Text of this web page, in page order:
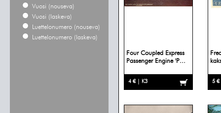
Vuosi (nouseva)
Vuosi (laskeva)
Luettelonumero (nouseva)
Luettelonumero (laskeva)
Four Coupled Express
Passenger Engine 'P...
4 € | K3 5 €